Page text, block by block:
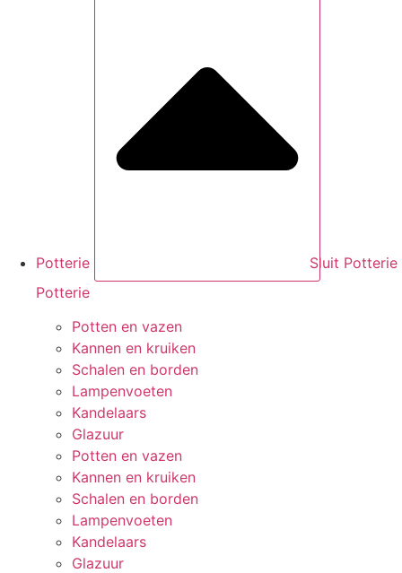
Potterie
Sluit Potterie
Potterie
Potten en vazen
Kannen en kruiken
Schalen en borden
Lampenvoeten
Kandelaars
Glazuur
Potten en vazen
Kannen en kruiken
Schalen en borden
Lampenvoeten
Kandelaars
Glazuur